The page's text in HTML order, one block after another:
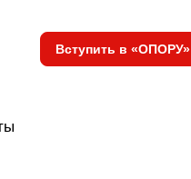
Вступить в «ОПОРУ»